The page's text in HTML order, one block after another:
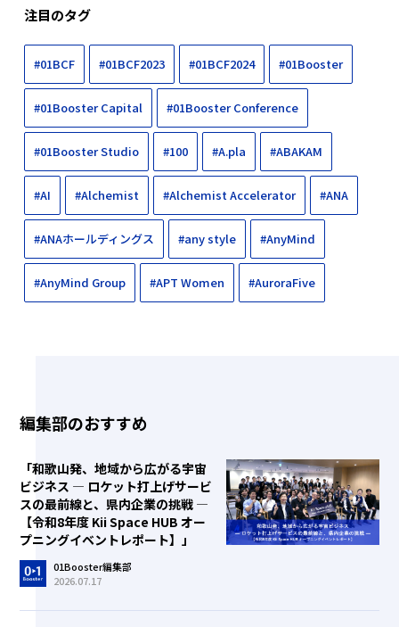
注目のタグ
#01BCF #01BCF2023 #01BCF2024 #01Booster
#01Booster Capital #01Booster Conference
#01Booster Studio #100 #A.pla #ABAKAM
#AI #Alchemist #Alchemist Accelerator #ANA
#ANAホールディングス #any style #AnyMind
#AnyMind Group #APT Women #AuroraFive
編集部のおすすめ
「和歌山発、地域から広がる宇宙
ビジネス ― ロケット打上げサービ
スの最前線と、県内企業の挑戦 ―
【令和8年度 Kii Space HUB オー
プニングイベントレポート】」
01Booster編集部
2026.07.17